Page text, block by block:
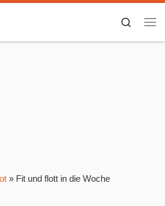
Search
» Fit und flott in die Woche